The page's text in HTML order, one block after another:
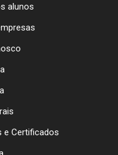
alunos
e Certificados